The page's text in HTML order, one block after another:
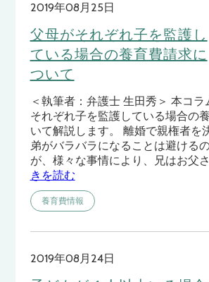
2019年08月25日
父母がそれぞれ子を監護し
ている場合の養育費請求に
ついて
＜執筆者：弁護士 生田秀＞ 本コ
それぞれ子を監護している場合の
いて解説します。 離婚で親権者を
弟がバラバラになることは避ける
が、様々な事情により、兄はお父
きを読む
養育費情報
2019年08月24日